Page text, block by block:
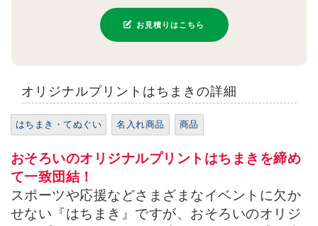
お見積りはこちら
オリジナルプリントはちまきの詳細
はちまき・てぬぐい 名入れ商品 商品
おそろいのオリジナルプリントはちまきを締め
て一致団結！
スポーツや応援などさまざまなイベントに欠か
せない『はちまき』ですが、おそろいのオリジ